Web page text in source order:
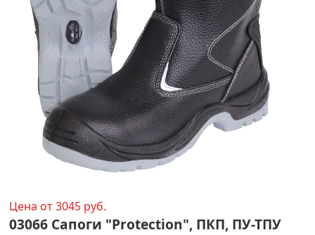
Цена от 3045 руб.
03066 Сапоги "Protection", ПКП, ПУ-ТПУ